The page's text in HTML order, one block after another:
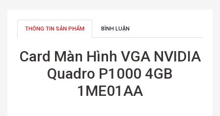
THÔNG TIN SẢN PHẨM BÌNH LUẬN
Card Màn Hình VGA NVIDIA
Quadro P1000 4GB
1ME01AA